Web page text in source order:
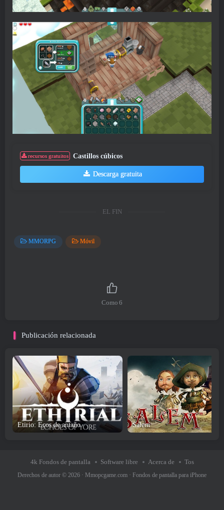
recursos gratuitos Castillos cúbicos
Descarga gratuita
EL FIN
MMORPG Móvil
Como 6
Publicación relacionada
Etirio: Ecos de antaño Salem
4k Fondos de pantalla Software libre Acerca de Tos
Derechos de autor © 2026 · Mmopcgame.com · Fondos de pantalla para iPhone